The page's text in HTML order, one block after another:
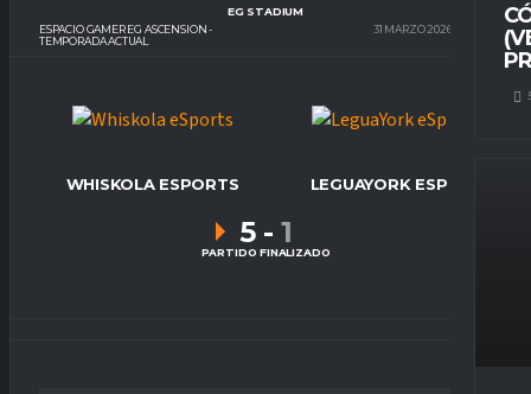
ESPACIO GAMER EG ASCENSION -
TEMPORADA ACTUAL
EG STADIUM
31 MARZO 2026
WHISKOLA ESPORTS LEGUAYORK ESP
5 - 1
PARTIDO FINALIZADO